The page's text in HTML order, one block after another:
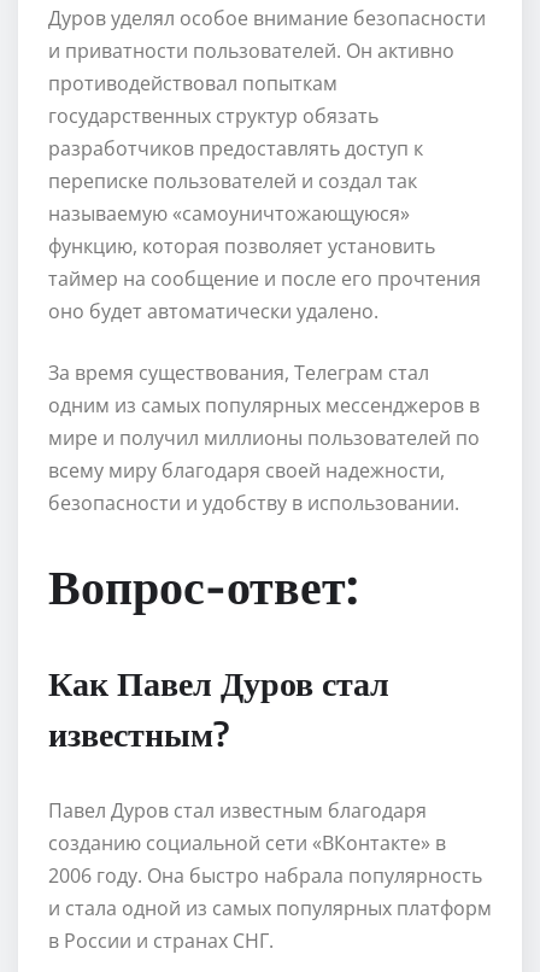
Дуров уделял особое внимание безопасности
и приватности пользователей. Он активно
противодействовал попыткам
государственных структур обязать
разработчиков предоставлять доступ к
переписке пользователей и создал так
называемую «самоуничтожающуюся»
функцию, которая позволяет установить
таймер на сообщение и после его прочтения
оно будет автоматически удалено.
За время существования, Телеграм стал
одним из самых популярных мессенджеров в
мире и получил миллионы пользователей по
всему миру благодаря своей надежности,
безопасности и удобству в использовании.
Вопрос-ответ:
Как Павел Дуров стал
известным?
Павел Дуров стал известным благодаря
созданию социальной сети «ВКонтакте» в
2006 году. Она быстро набрала популярность
и стала одной из самых популярных платформ
в России и странах СНГ.